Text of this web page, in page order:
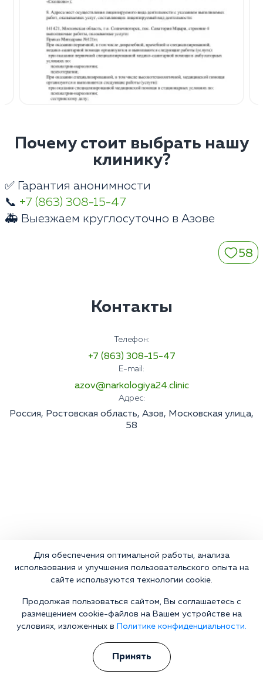
Почему стоит выбрать нашу
клинику?
✅ Гарантия анонимности
📞 +7 (863) 308-15-47
🚑 Выезжаем круглосуточно в Азове
58
Контакты
Телефон:
+7 (863) 308-15-47
E-mail:
azov@narkologiya24.clinic
Адрес:
Россия, Ростовская область, Азов, Московская улица,
58
Для обеспечения оптимальной работы, анализа
использования и улучшения пользовательского опыта на
сайте используются технологии cookie.
Продолжая пользоваться сайтом, Вы соглашаетесь с
размещением cookie-файлов на Вашем устройстве на
условиях, изложенных в
Политике конфиденциальности.
Принять